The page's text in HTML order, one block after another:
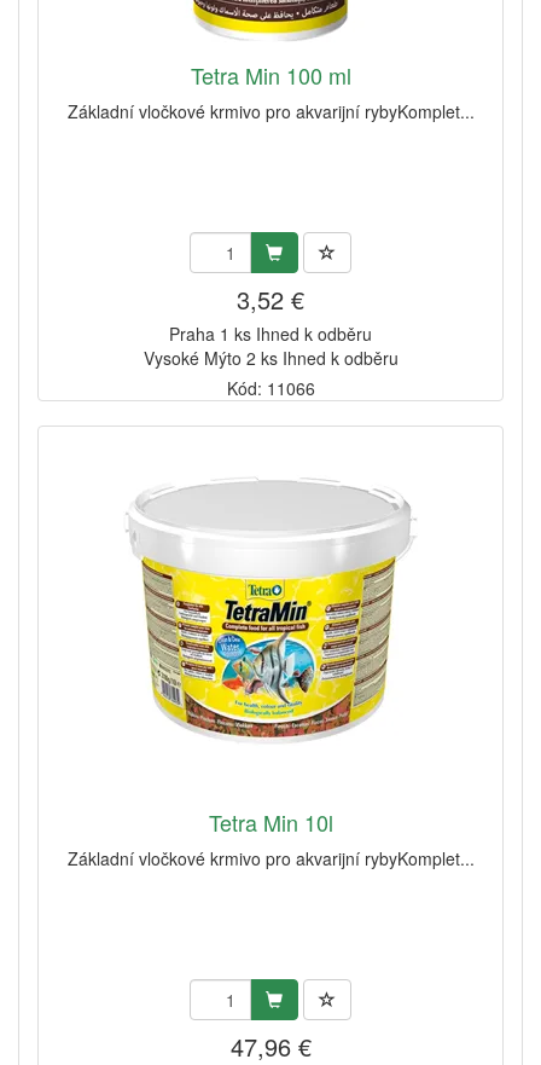
Tetra Min 100 ml
Základní vločkové krmivo pro akvarijní rybyKomplet...
3,52 €
Praha 1 ks Ihned k odběru
Vysoké Mýto 2 ks Ihned k odběru
Kód: 11066
Tetra Min 10l
Základní vločkové krmivo pro akvarijní rybyKomplet...
47,96 €